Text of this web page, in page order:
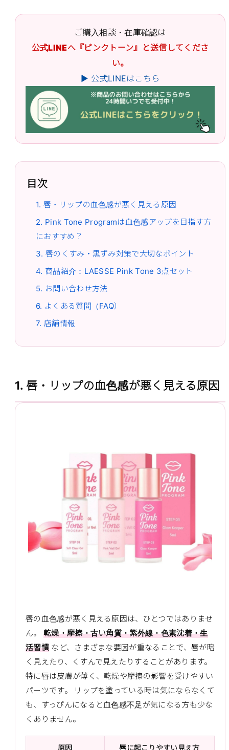
ご購入相談・在庫確認は
公式LINEへ『ピンクトーン』と送信してくださ
い。
▶ 公式LINEはこちら
目次
1. 唇・リップの血色感が悪く見える原因
2. Pink Tone Programは血色感アップを目指す方
におすすめ？
3. 唇のくすみ・黒ずみ対策で大切なポイント
4. 商品紹介：LAESSE Pink Tone 3点セット
5. お問い合わせ方法
6. よくある質問（FAQ）
7. 店舗情報
1. 唇・リップの血色感が悪く見える原因
唇の血色感が悪く見える原因は、ひとつではありませ
ん。 乾燥・摩擦・古い角質・紫外線・色素沈着・生
活習慣など、さまざまな要因が重なることで、唇が暗
く見えたり、くすんで見えたりすることがあります。
特に唇は皮膚が薄く、乾燥や摩擦の影響を受けやすい
パーツです。 リップを塗っている時は気にならなくて
も、すっぴんになると血色感不足が気になる方も少な
くありません。
原因 唇に起こりやすい見え方